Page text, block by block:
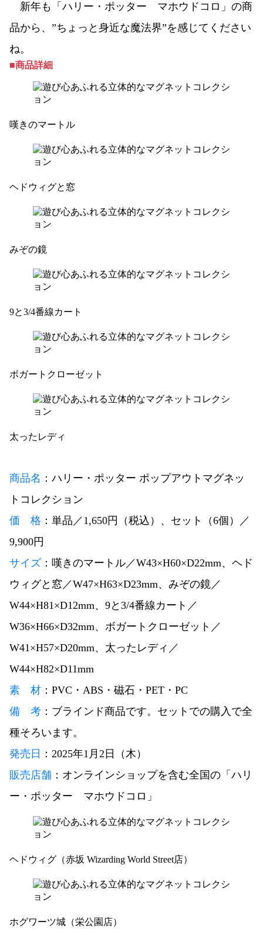
新年も「ハリー・ポッター マホウドコロ」の商
品から、”ちょっと身近な魔法界”を感じてください
ね。
■商品詳細
嘆きのマートル
ヘドウィグと窓
みぞの鏡
9と3/4番線カート
ボガートクローゼット
太ったレディ
商品名 ：ハリー・ポッター ポップアウトマグネッ
トコレクション
価
格 ：単品／1,650円（税込）、セット（6個）／
9,900円
サイズ ：嘆きのマートル／W43×H60×D22mm、ヘド
ウィグと窓／W47×H63×D23mm、みぞの鏡／
W44×H81×D12mm、9と3/4番線カート／
W36×H66×D32mm、ボガートクローゼット／
W41×H57×D20mm、太ったレディ／
W44×H82×D11mm
素 材 ：PVC・ABS・磁石・PET・PC
備 考 ：ブラインド商品です。セットでの購入で全
種そろいます。
発売日 ：2025年1月2日（木）
販売店舗 ：オンラインショップを含む全国の「ハリ
ー・ポッター マホウドコロ」
ヘドウィグ（赤坂 Wizarding World Street店）
ホグワーツ城（栄公園店）